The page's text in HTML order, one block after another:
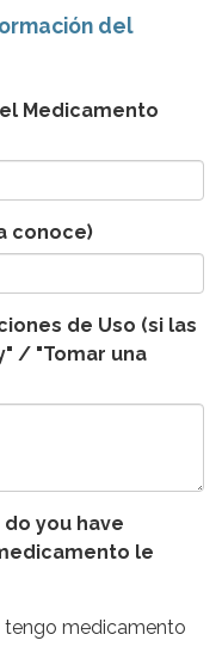
del
Medicamento
conoce)
de Uso (si las
/ "Tomar una
you have
le
medicamento